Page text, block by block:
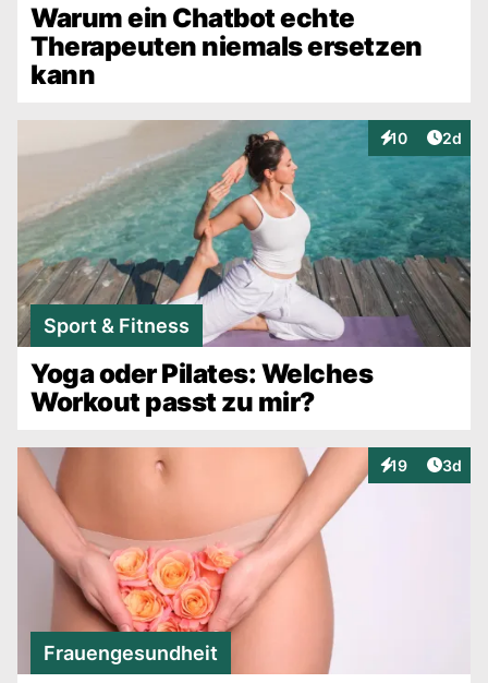
Warum ein Chatbot echte
Therapeuten niemals ersetzen
kann
10
Interaktionen
2d
Sport & Fitness
Yoga oder Pilates: Welches
Workout passt zu mir?
19
Interaktionen
3d
Frauengesundheit